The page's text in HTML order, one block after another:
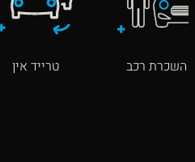
השכרת רכב טרייד אין